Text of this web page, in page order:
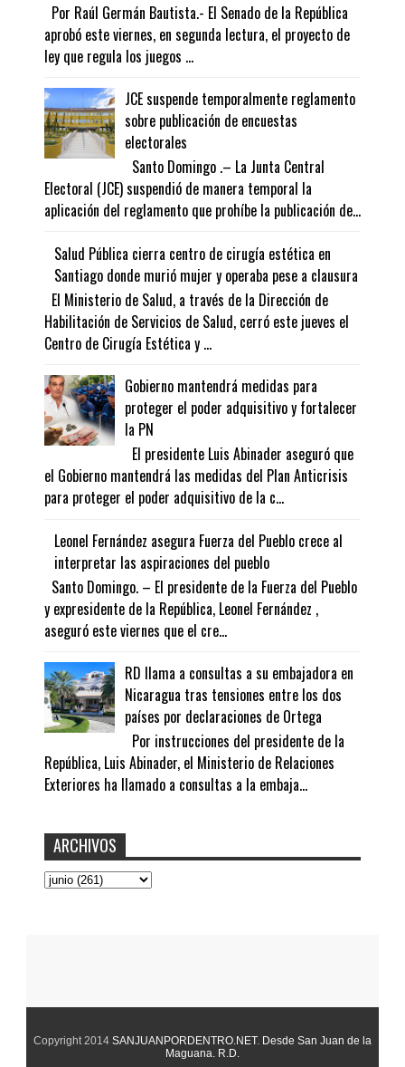
Por Raúl Germán Bautista.- El Senado de la República
aprobó este viernes, en segunda lectura, el proyecto de
ley que regula los juegos ...
JCE suspende temporalmente reglamento
sobre publicación de encuestas
electorales
Santo Domingo .– La Junta Central
Electoral (JCE) suspendió de manera temporal la
aplicación del reglamento que prohíbe la publicación de...
Salud Pública cierra centro de cirugía estética en
Santiago donde murió mujer y operaba pese a clausura
El Ministerio de Salud, a través de la Dirección de
Habilitación de Servicios de Salud, cerró este jueves el
Centro de Cirugía Estética y ...
Gobierno mantendrá medidas para
proteger el poder adquisitivo y fortalecer
la PN
El presidente Luis Abinader aseguró que
el Gobierno mantendrá las medidas del Plan Anticrisis
para proteger el poder adquisitivo de la c...
Leonel Fernández asegura Fuerza del Pueblo crece al
interpretar las aspiraciones del pueblo
Santo Domingo. – El presidente de la Fuerza del Pueblo
y expresidente de la República, Leonel Fernández ,
aseguró este viernes que el cre...
RD llama a consultas a su embajadora en
Nicaragua tras tensiones entre los dos
países por declaraciones de Ortega
Por instrucciones del presidente de la
República, Luis Abinader, el Ministerio de Relaciones
Exteriores ha llamado a consultas a la embaja...
ARCHIVOS
Copyright 2014 SANJUANPORDENTRO.NET. Desde San Juan de la
Maguana. R.D.